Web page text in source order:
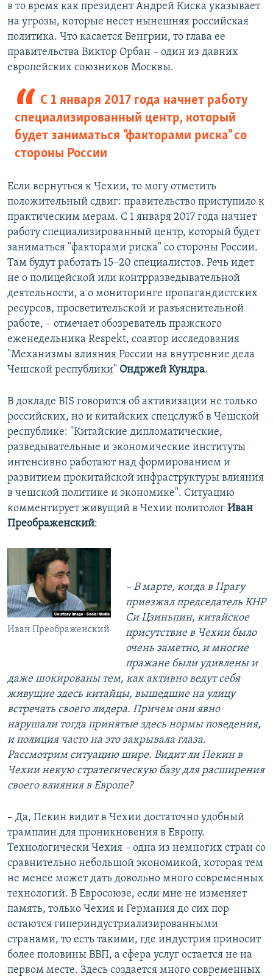
в то время как президент Андрей Киска указывает
на угрозы, которые несет нынешняя российская
политика. Что касается Венгрии, то глава ее
правительства Виктор Орбан – один из давних
европейских союзников Москвы.
С 1 января 2017 года начнет работу
специализированный центр, который
будет заниматься "факторами риска" со
стороны России
Если вернуться к Чехии, то могу отметить
положительный сдвиг: правительство приступило к
практическим мерам. С 1 января 2017 года начнет
работу специализированный центр, который будет
заниматься "факторами риска" со стороны России.
Там будут работать 15–20 специалистов. Речь идет
не о полицейской или контрразведывательной
деятельности, а о мониторинге пропагандистских
ресурсов, просветительской и разъяснительной
работе, – отмечает обозреватель пражского
еженедельника Respekt, соавтор исследования
"Механизмы влияния России на внутренние дела
Чешской республики" Ондржей Кундра.
В докладе BIS говорится об активизации не только
российских, но и китайских спецслужб в Чешской
республике: "Китайские дипломатические,
разведывательные и экономические институты
интенсивно работают над формированием и
развитием прокитайской инфраструктуры влияния
в чешской политике и экономике". Ситуацию
комментирует живущий в Чехии политолог Иван
Преображенский:
Иван Преображенский
– В марте, когда в Прагу
приезжал председатель КНР
Си Цзиньпин, китайское
присутствие в Чехии было
очень заметно, и многие
пражане были удивлены и
даже шокированы тем, как активно ведут себя
живущие здесь китайцы, вышедшие на улицу
встречать своего лидера. Причем они явно
нарушали тогда принятые здесь нормы поведения,
и полиция часто на это закрывала глаза.
Рассмотрим ситуацию шире. Видит ли Пекин в
Чехии некую стратегическую базу для расширения
своего влияния в Европе?
– Да, Пекин видит в Чехии достаточно удобный
трамплин для проникновения в Европу.
Технологически Чехия – одна из немногих стран со
сравнительно небольшой экономикой, которая тем
не менее может дать довольно много современных
технологий. В Евросоюзе, если мне не изменяет
память, только Чехия и Германия до сих пор
остаются гипериндустриализированными
странами, то есть такими, где индустрия приносит
более половины ВВП, а сфера услуг остается не на
первом месте. Здесь создается много современных